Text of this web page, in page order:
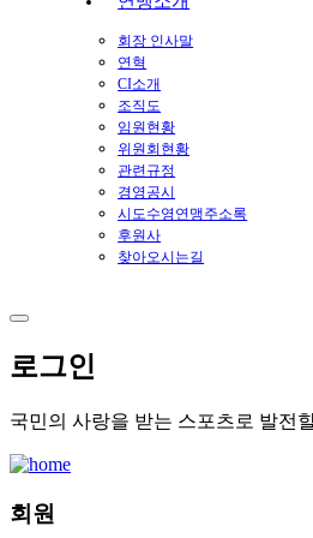
회장 인사말
연혁
CI소개
조직도
임원현황
위원회현황
관련규정
경영공시
시도수영연맹주소록
후원사
찾아오시는길
로그인
국민의 사랑을 받는 스포츠로 발전
회원